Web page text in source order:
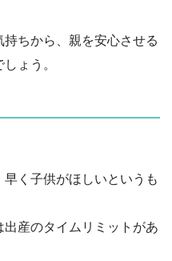
ちから、親を安心させる
ょう。
く子供がほしいというも
産のタイムリミットがあ